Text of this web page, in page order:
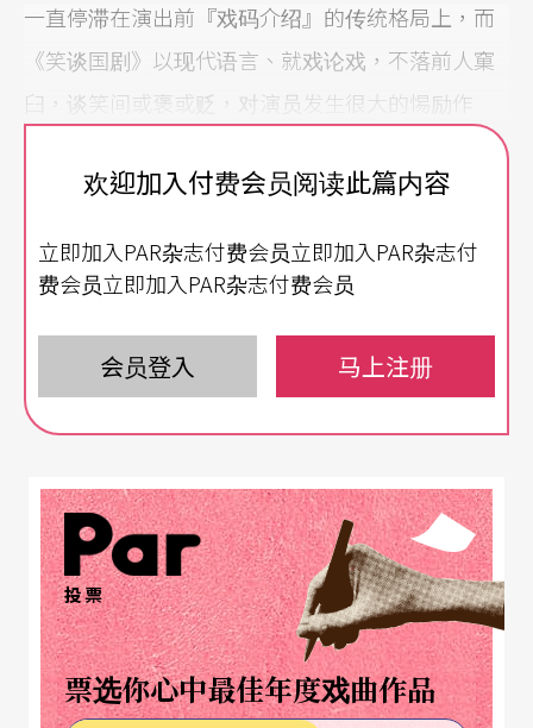
一直停滞在演出前『戏码介绍』的传统格局上，而
《笑谈国剧》以现代语言、就戏论戏，不落前人窠
臼，谈笑间或褒或贬，对演员发生很大的惕励作
用，是一本颇具可读性的国剧评论集。」的确，自
古以来戏剧家以自评、他评、互评，艺术交锋。艺
更广的思维与观察度来审视评论戏剧本身，或褒或
殊途而砥砺同归。当年17岁的我毕业初入职场，记
得一日剧院院长把我叫到院长办公室，送了我一本
书，是一本艺术评论集。嘱咐我今后要多关注艺术
评论文章，看看针对一出戏，各家是从什么样的角
度议论的，自己有没有这样的判断角度，我为什么
没有能够从这个角度思考问题？引导我养成多多涉
猎艺术评论，由此增长见识，抬高眼界。
捍卫艺术观点，何需匿名？
欢迎加入付费会员阅读此篇内容
立即加入PAR杂志付费会员立即加入PAR杂志付
费会员立即加入PAR杂志付费会员
会员登入 马上注册
投票
票选你心中最佳年度戏曲作品